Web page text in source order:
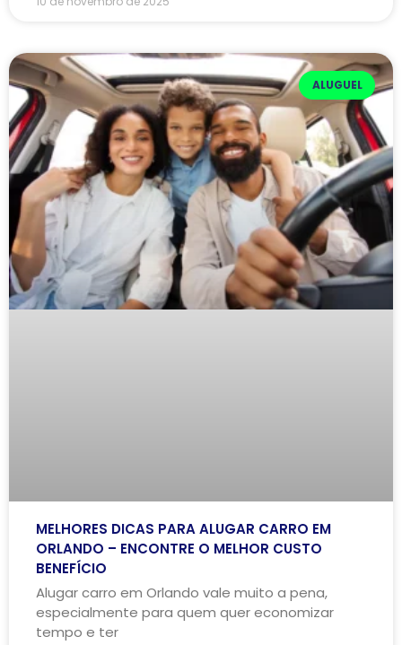
ALUGUEL
MELHORES DICAS PARA ALUGAR CARRO EM
ORLANDO – ENCONTRE O MELHOR CUSTO
BENEFÍCIO
Alugar carro em Orlando vale muito a pena,
especialmente para quem quer economizar
tempo e ter